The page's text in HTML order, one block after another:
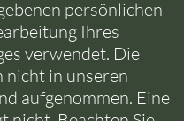
persönlichen
Ihres
verwendet. Die
nicht in unseren
aufgenommen. Eine